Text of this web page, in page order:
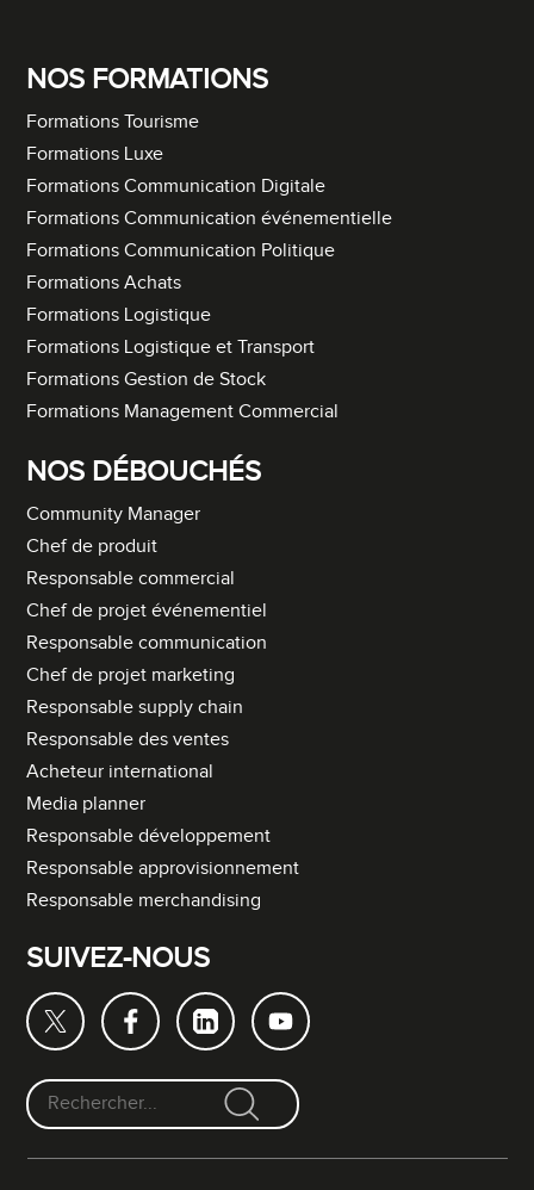
NOS FORMATIONS
Formations Tourisme
Formations Luxe
Formations Communication Digitale
Formations Communication événementielle
Formations Communication Politique
Formations Achats
Formations Logistique
Formations Logistique et Transport
Formations Gestion de Stock
Formations Management Commercial
NOS DÉBOUCHÉS
Community Manager
Chef de produit
Responsable commercial
Chef de projet événementiel
Responsable communication
Chef de projet marketing
Responsable supply chain
Responsable des ventes
Acheteur international
Media planner
Responsable développement
Responsable approvisionnement
Responsable merchandising
SUIVEZ-NOUS
F